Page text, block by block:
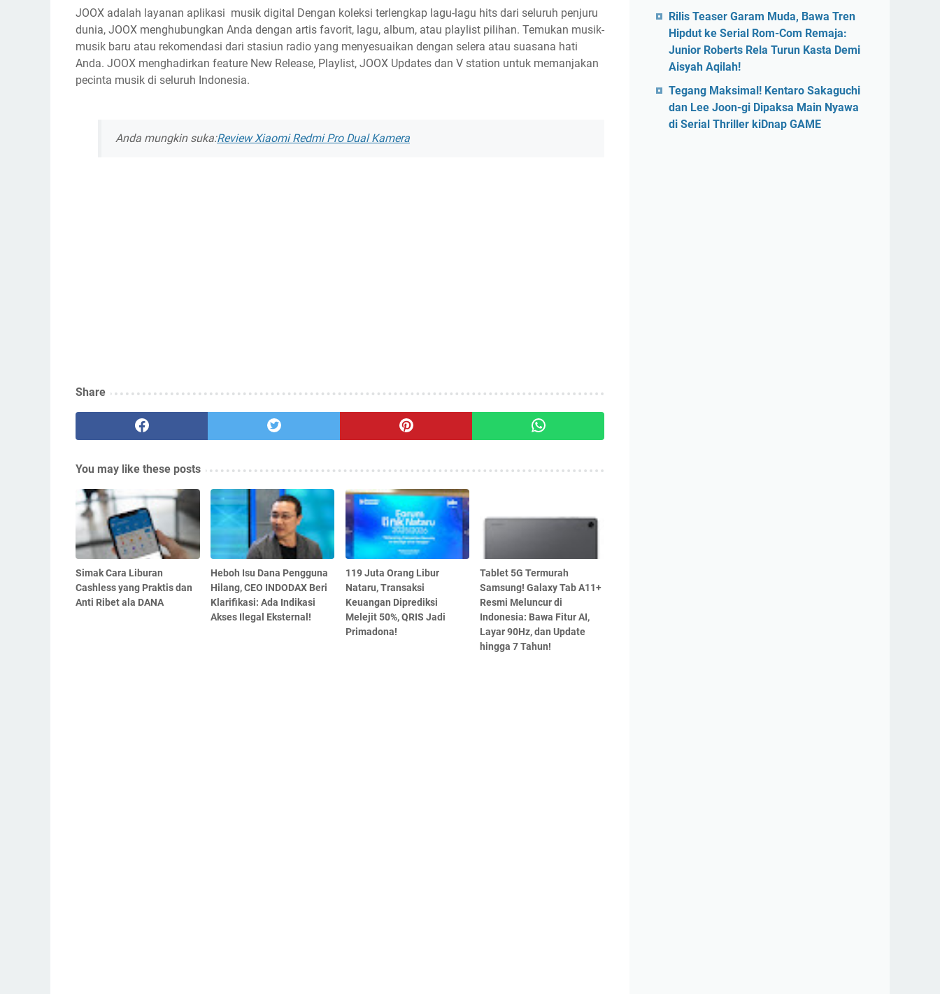
JOOX adalah layanan aplikasi musik digital Dengan koleksi terlengkap lagu-lagu hits dari seluruh penjuru
dunia, JOOX menghubungkan Anda dengan artis favorit, lagu, album, atau playlist pilihan. Temukan musik-
musik baru atau rekomendasi dari stasiun radio yang menyesuaikan dengan selera atau suasana hati
Anda. JOOX menghadirkan feature New Release, Playlist, JOOX Updates dan V station untuk memanjakan
pecinta musik di seluruh Indonesia.
Anda mungkin suka:Review Xiaomi Redmi Pro Dual Kamera
Share
You may like these posts
Simak Cara Liburan
Cashless yang Praktis dan
Anti Ribet ala DANA
Heboh Isu Dana Pengguna
Hilang, CEO INDODAX Beri
Klarifikasi: Ada Indikasi
Akses Ilegal Eksternal!
119 Juta Orang Libur
Nataru, Transaksi
Keuangan Diprediksi
Melejit 50%, QRIS Jadi
Primadona!
Tablet 5G Termurah
Samsung! Galaxy Tab A11+
Resmi Meluncur di
Indonesia: Bawa Fitur AI,
Layar 90Hz, dan Update
hingga 7 Tahun!
Rilis Teaser Garam Muda, Bawa Tren
Hipdut ke Serial Rom-Com Remaja:
Junior Roberts Rela Turun Kasta Demi
Aisyah Aqilah!
Tegang Maksimal! Kentaro Sakaguchi
dan Lee Joon-gi Dipaksa Main Nyawa
di Serial Thriller kiDnap GAME